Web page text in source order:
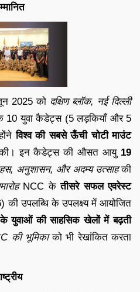
2025 को दक्षिण ब्लॉक, नई दिल्ली
10 युवा कैडेट्स (5 लड़कियाँ और 5
विश्व की सबसे ऊँची चोटी माउंट
की। इन कैडेट्स की औसत आयु 19
अनुशासन, और अदम्य उत्साहकी
NCC केतीसरे सफल एवरेस्ट
उपलब्धि के उपलक्ष्य में आयोजित
युवाओं की साहसिक खेलों में बढ़ती
की भूमिकाको भी रेखांकित करता